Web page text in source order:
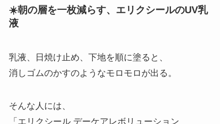
☀️朝の層を一枚減らす、エリクシールのUV乳
液
乳液、日焼け止め、下地を順に塗ると、
消しゴムのかすのようなモロモロが出る。
そんな人には、
「エリクシール デーケアレボリューション